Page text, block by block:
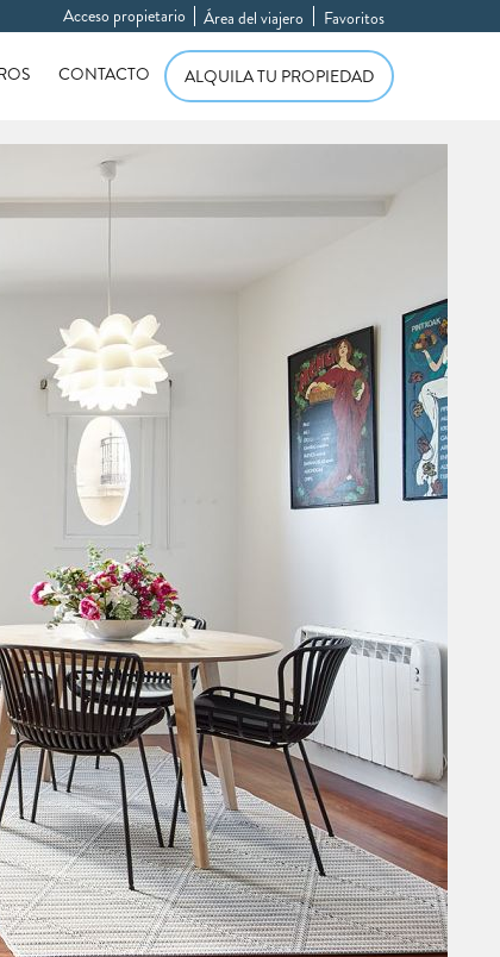
Favoritos
Área del viajero
Acceso propietario
CONTACTO ALQUILA TU PROPIEDAD